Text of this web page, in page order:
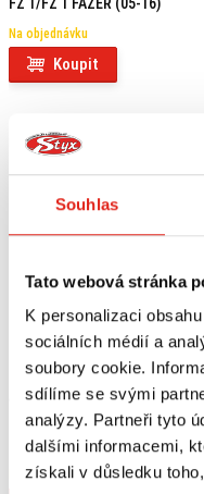
Souhlas
Tato webová stránka
K personalizaci
sociálních médií a
soubory cookie.
sdílíme se svými
analýzy. Partneři tyto
dalšími informacemi,
získali v důsledku
Na objednávku
Koupit
9 169 Kč s DPH
SW MOTECH PRO BLAZE
TAŠKY YAMAHA FZ1/FZ1
FAZER/FZ8/FZ8 FAZER
Na objednávku